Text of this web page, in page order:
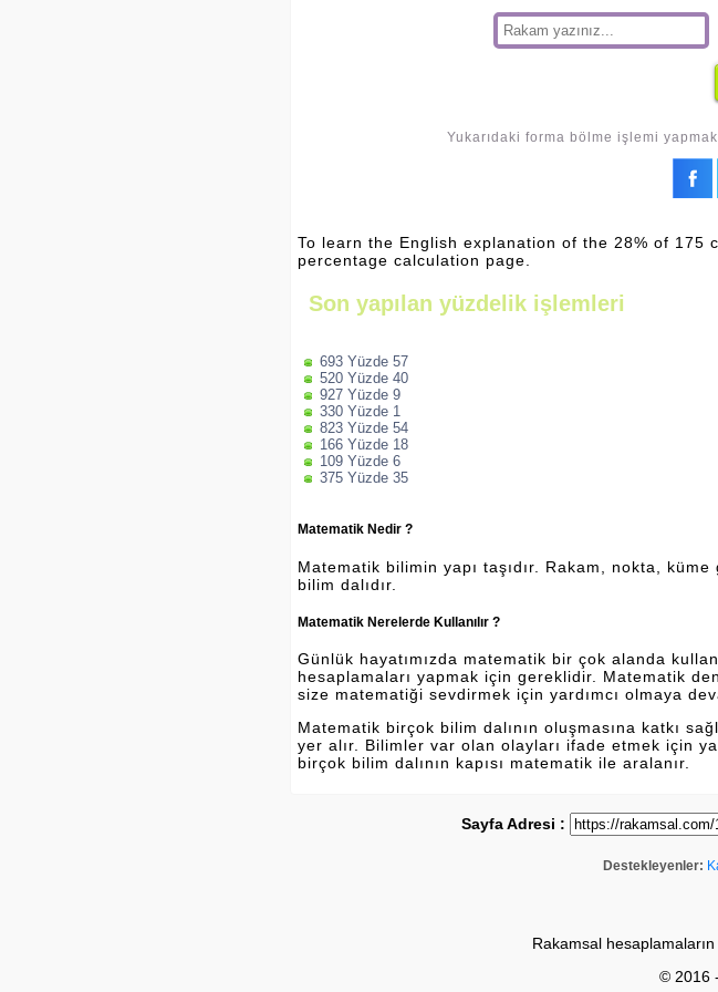
Yukarıdaki forma bölme işlemi
To learn the English explanation of the 28% of 175
percentage calculation page.
Son yapılan yüzdelik işlemleri
693 Yüzde 57
520 Yüzde 40
927 Yüzde 9
330 Yüzde 1
823 Yüzde 54
166 Yüzde 18
109 Yüzde 6
375 Yüzde 35
Matematik Nedir ?
Matematik bilimin yapı taşıdır. Rakam, nokta,
bilim dalıdır.
Matematik Nerelerde Kullanılır ?
Günlük hayatımızda matematik bir çok alanda
hesaplamaları yapmak için gereklidir. Matematik
size matematiği sevdirmek için yardımcı olmaya
Matematik birçok bilim dalının oluşmasına katkı
yer alır. Bilimler var olan olayları ifade etmek için
birçok bilim dalının kapısı matematik ile aralanır.
Sayfa Adresi :
Destekleyenler:
Rakamsal
© 2016